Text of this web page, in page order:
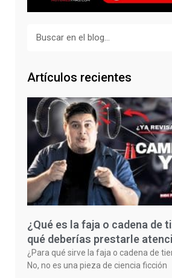
Artículos recientes
¿Qué es la faja o cadena de
qué deberías prestarle
¿Para qué sirve la faja o cadena de
No, no es una pieza de ciencia ficción